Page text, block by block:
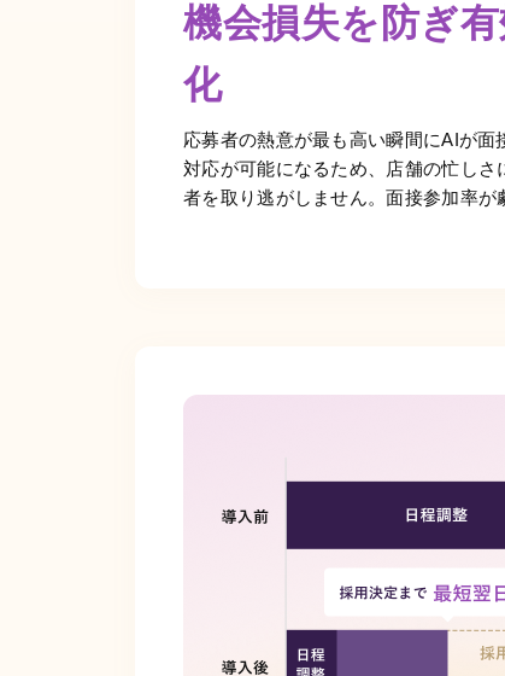
機会損失を防ぎ
化
応募者の熱意が最も高い瞬間にAIが
対応が可能になるため、店舗の忙し
者を取り逃がしません。面接参加率が